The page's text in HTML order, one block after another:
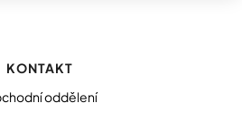
KONTAKT
oddělení